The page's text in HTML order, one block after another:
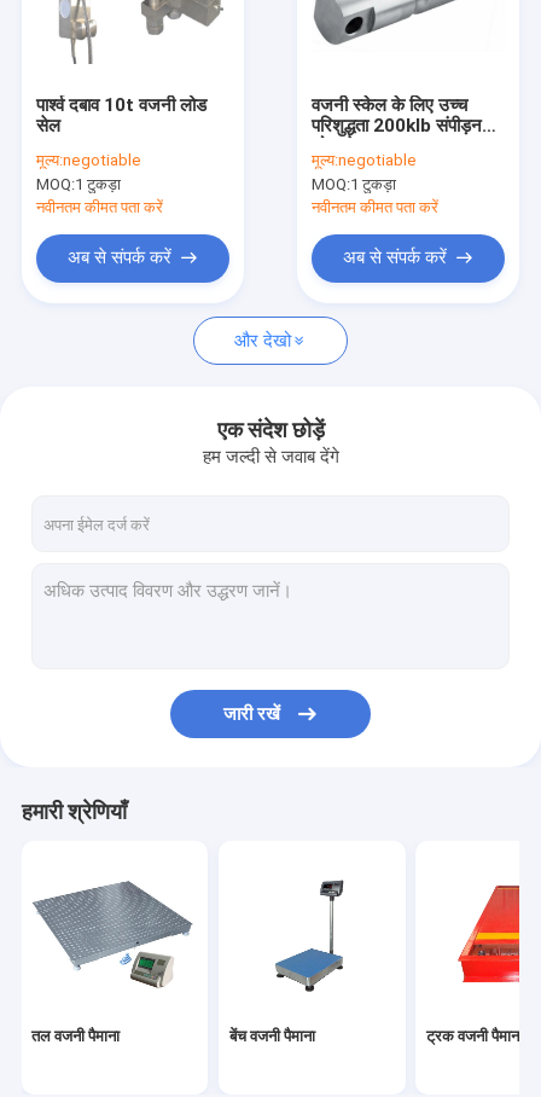
कारखाना भ्रमण
एक उद्धरण की विनती करे
पैलेट ट्रक तराजू
वजनी स्केल पार्ट्स
पार्श्व दबाव 10t वजनी लोड
सेल
मूल्य:negotiable
MOQ:1 टुकड़ा
नवीनतम कीमत पता करें
अब से संपर्क करें
वजनी स्केल के लिए उच्च
परिशुद्धता 200klb संपीड़न
मूल्य:negotiable
MOQ:1 टुकड़ा
नवीनतम कीमत पता करें
अब से संपर्क करें
और देखो
एक संदेश छोड़ें
हम जल्दी से जवाब देंगे
जारी रखें
हमारी श्रेणियाँ
तल वजनी पैमाना बेंच वजनी पैमाना ट्रक वजनी पैमाना